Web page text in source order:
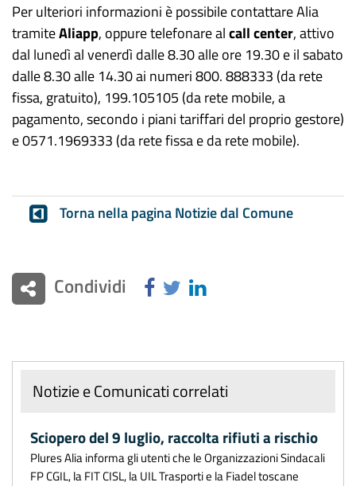
Per ulteriori informazioni è possibile contattare Alia
tramiteAliapp, oppure telefonare alcall center, attivo
dal lunedì al venerdì dalle 8.30 alle ore 19.30 e il sabato
dalle 8.30 alle 14.30 ai numeri 800. 888333 (da rete
fissa, gratuito), 199.105105 (da rete mobile, a
pagamento, secondo i piani tariffari del proprio gestore)
e 0571.1969333 (da rete fissa e da rete mobile).
Torna nella pagina Notizie dal Comune
Condividi
Notizie e Comunicati correlati
Sciopero del 9 luglio, raccolta rifiuti a rischio
Plures Alia informa gli utenti che le Organizzazioni Sindacali
FP CGIL, la FIT CISL, la UIL Trasporti e la Fiadel toscane